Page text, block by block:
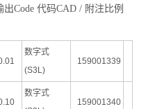
Code 代码CAD / 附注比例
数字式
(S3L)
159001339
数字式
159001340